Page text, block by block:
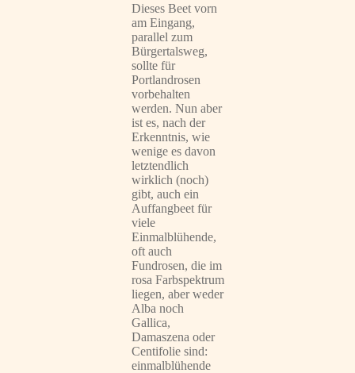
Dieses Beet vorn
am Eingang,
parallel zum
Bürgertalsweg,
sollte für
Portlandrosen
vorbehalten
werden. Nun aber
ist es, nach der
Erkenntnis, wie
wenige es davon
letztendlich
wirklich (noch)
gibt, auch ein
Auffangbeet für
viele
Einmalblühende,
oft auch
Fundrosen, die im
rosa Farbspektrum
liegen, aber weder
Alba noch
Gallica,
Damaszena oder
Centifolie sind:
einmalblühende